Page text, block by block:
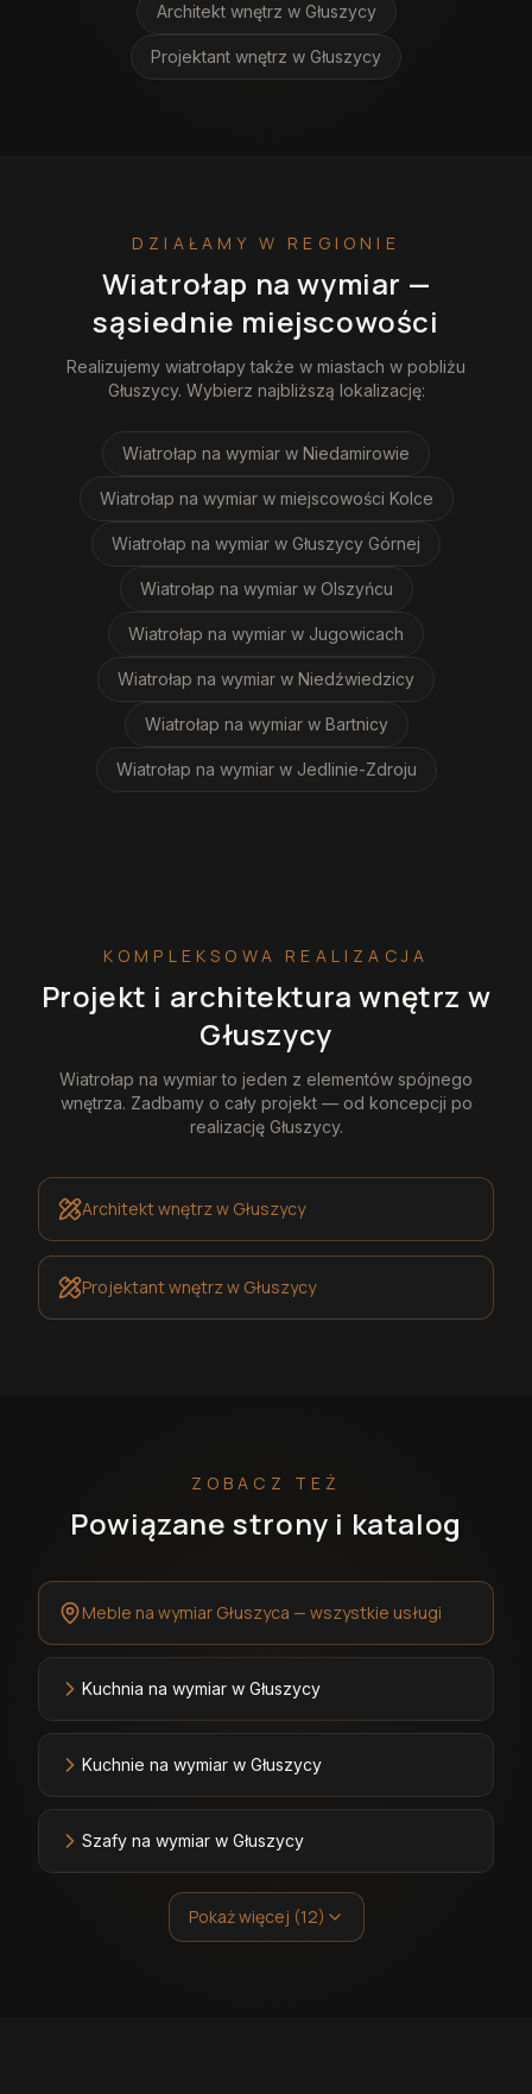
Architekt wnętrz w Głuszycy
Projektant wnętrz w Głuszycy
DZIAŁAMY W REGIONIE
Wiatrołap na wymiar —
sąsiednie miejscowości
Realizujemy wiatrołapytakże w miastach w pobliżu
Głuszycy. Wybierz najbliższą lokalizację:
Wiatrołap na wymiar w Niedamirowie
Wiatrołap na wymiar w miejscowości Kolce
Wiatrołap na wymiar w Głuszycy Górnej
Wiatrołap na wymiar w Olszyńcu
Wiatrołap na wymiar w Jugowicach
Wiatrołap na wymiar w Niedźwiedzicy
Wiatrołap na wymiar w Bartnicy
Wiatrołap na wymiar w Jedlinie-Zdroju
KOMPLEKSOWA REALIZACJA
Projekt i architektura wnętrz w
Głuszycy
Wiatrołap na wymiarto jeden z elementów spójnego
wnętrza. Zadbamy o cały projekt — od koncepcji po
realizację Głuszycy.
Architekt wnętrzw Głuszycy
Projektant wnętrzw Głuszycy
ZOBACZ TEŻ
Powiązane strony i katalog
Meble na wymiar Głuszyca — wszystkie usługi
Kuchnia na wymiar w Głuszycy
Kuchnie na wymiar w Głuszycy
Szafy na wymiar w Głuszycy
Pokaż więcej (12)